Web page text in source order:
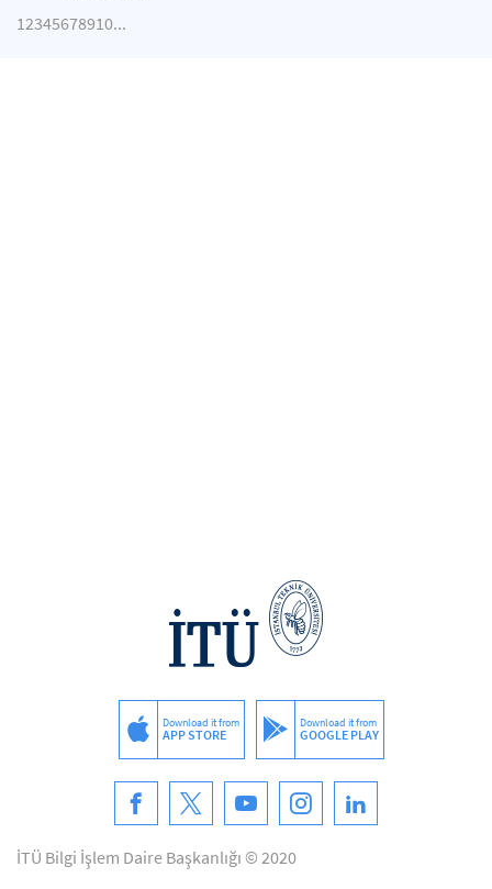
12345678910...
Download it from
APP STORE
Download it from
GOOGLE PLAY
İTÜ Bilgi İşlem Daire Başkanlığı © 2020